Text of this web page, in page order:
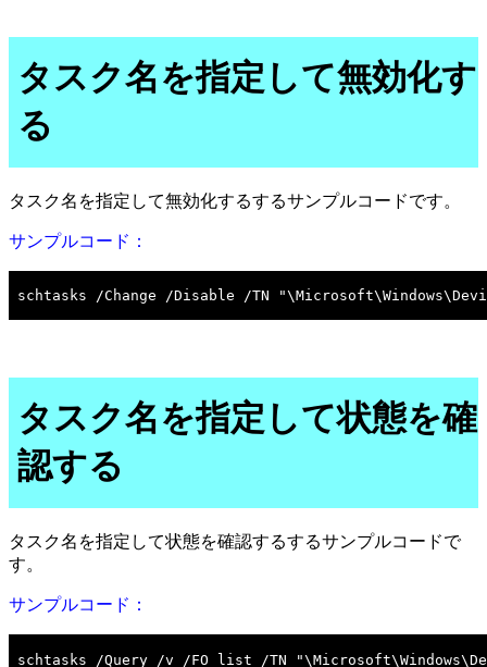
タスク名を指定して無効化す
る
タスク名を指定して無効化するするサンプルコードです。
サンプルコード：
タスク名を指定して状態を確
認する
タスク名を指定して状態を確認するするサンプルコードで
す。
サンプルコード：